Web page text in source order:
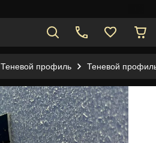
Теневой профиль Теневой